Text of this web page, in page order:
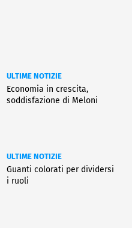
ULTIME NOTIZIE
Economia in crescita,
soddisfazione di Meloni
ULTIME NOTIZIE
Guanti colorati per dividersi
i ruoli